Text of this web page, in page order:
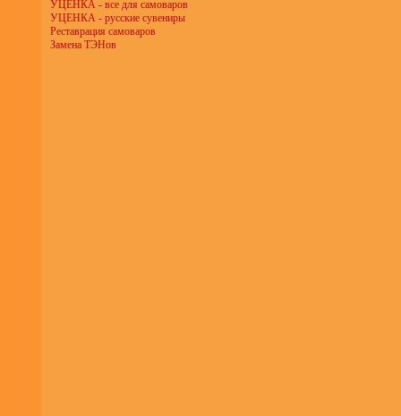
УЦЕНКА - все для самоваров
УЦЕНКА - русские сувениры
Реставрация самоваров
Замена ТЭНов